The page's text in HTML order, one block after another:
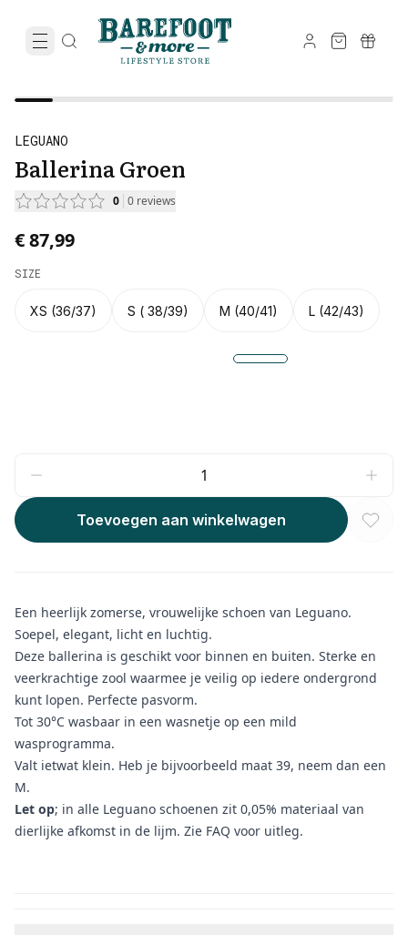
LEGUANO
Ballerina Groen
0 0 reviews
€ 87,99
SIZE
XS (36/37) S ( 38/39) M (40/41) L (42/43)
Toevoegen aan winkelwagen
Een heerlijk zomerse, vrouwelijke schoen van Leguano.
Soepel, elegant, licht en luchtig.
Deze ballerina is geschikt voor binnen en buiten. Sterke en
veerkrachtige zool waarmee je veilig op iedere ondergrond
kunt lopen. Perfecte pasvorm.
Tot 30°C wasbaar in een wasnetje op een mild
wasprogramma.
Valt ietwat klein. Heb je bijvoorbeeld maat 39, neem dan een
M.
Let op; in alle Leguano schoenen zit 0,05% materiaal van
dierlijke afkomst in de lijm. Zie FAQ voor uitleg.